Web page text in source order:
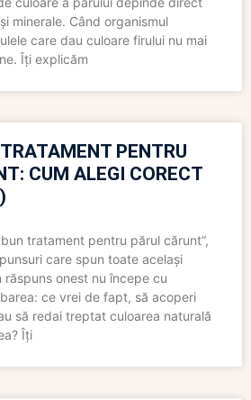
minerale. Când organismul
care dau culoare firului nu mai
Îți explicăm
PENTRU
CUM ALEGI CORECT
tratament pentru părul cărunt”,
care spun toate același
răspuns onest nu începe cu
ce vrei de fapt, să acoperi
să redai treptat culoarea naturală
Îți